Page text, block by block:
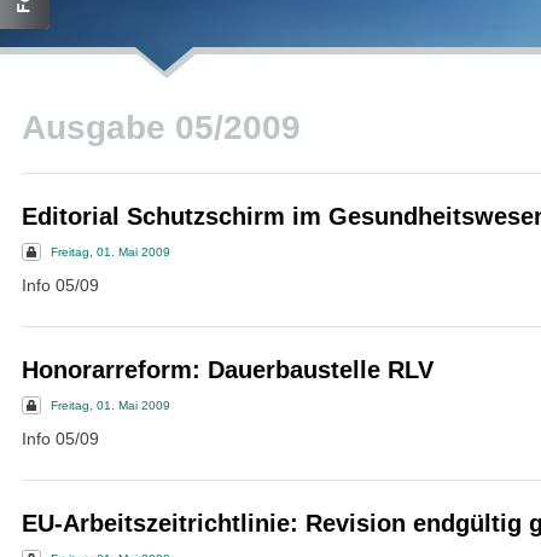
Ausgabe 05/2009
Editorial Schutzschirm im
Freitag, 01. Mai 2009
Info 05/09
Honorarreform: Dauerbaustelle RLV
Freitag, 01. Mai 2009
Info 05/09
EU-Arbeitszeitrichtlinie: Revision endgültig